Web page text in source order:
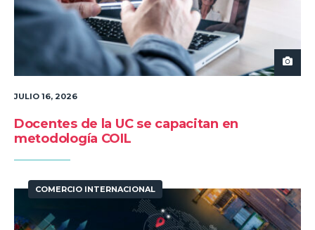
JULIO 16, 2026
Docentes de la UC se capacitan en
metodología COIL
COMERCIO INTERNACIONAL